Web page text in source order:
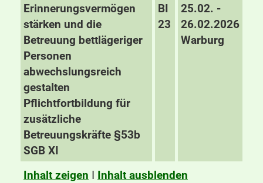
Erinnerungsvermögen
stärken und die
Betreuung bettlägeriger
Personen
abwechslungsreich
gestalten
Pflichtfortbildung für
zusätzliche
Betreuungskräfte §53b
SGB XI
BI
23
25.02. -
26.02.2026
Warburg
Inhalt zeigen I Inhalt ausblenden